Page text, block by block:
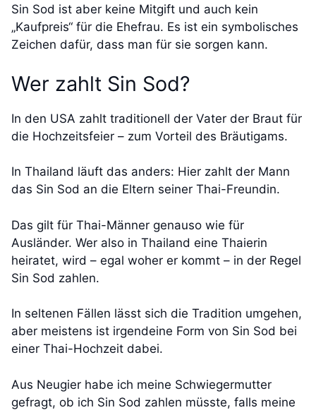
Sin Sod ist aber keine Mitgift und auch kein
„Kaufpreis“ für die Ehefrau. Es ist ein symbolisches
Zeichen dafür, dass man für sie sorgen kann.
Wer zahlt Sin Sod?
In den USA zahlt traditionell der Vater der Braut für
die Hochzeitsfeier – zum Vorteil des Bräutigams.
In Thailand läuft das anders: Hier zahlt der Mann
das Sin Sod an die Eltern seiner Thai-Freundin.
Das gilt für Thai-Männer genauso wie für
Ausländer. Wer also in Thailand eine Thaierin
heiratet, wird – egal woher er kommt – in der Regel
Sin Sod zahlen.
In seltenen Fällen lässt sich die Tradition umgehen,
aber meistens ist irgendeine Form von Sin Sod bei
einer Thai-Hochzeit dabei.
Aus Neugier habe ich meine Schwiegermutter
gefragt, ob ich Sin Sod zahlen müsste, falls meine